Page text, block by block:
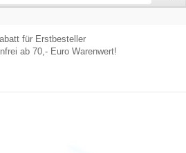
für Erstbesteller
ab 70,- Euro Warenwert!